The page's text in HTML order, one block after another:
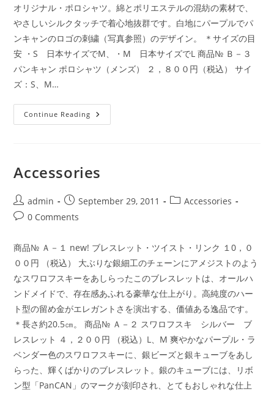
オリジナル・ポロシャツ。綿とポリエステルの混紡の素材で、
やさしいシルクタッチで着心地抜群です。白地にパープルでパ
ンキャンのロゴの刺繍（写真参照）のデザイン。 ＊サイズの目
安 ・S 日本サイズでM、・M 日本サイズでL 商品№ Ｂ－３
パンキャン ポロシャツ（メンズ） ２，８００円（税込） サイ
ズ：S、M…
Continue Reading Apparel
Accessories
Post
author:
admin
Post
published:
September 29, 2011
PostAccessories
Post0 Comments
商品№ Ａ－１ new! ブレスレット・ツイスト・リンク １0，０
００円 （税込） 大ぶりな銀細工のチェーンにアメジストのよう
なスワロフスキーをあしらったこのブレスレットは、オールハ
ンドメイドで、存在感あふれる豪華な仕上がり。高純度のハー
ト型の留め金がエレガントさを演出する、価値ある逸品です。
＊長さ約20.5㎝。 商品№ Ａ－２ スワロフスキ シルバー ブ
レスレット ４，２００円 （税込）L、M 爽やかなパープル・ラ
ベンダー色のスワロフスキーに、銀ビーズと銀キューブをあし
らった、輝くばかりのブレスレット。銀のキューブには、リボ
ン型「PanCAN」のマークが刻印され、とてもおしゃれな仕上